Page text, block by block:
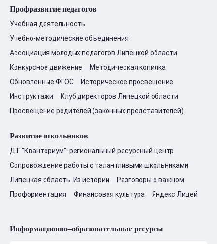
Профразвитие педагогов
Учебная деятельность
Учебно-методические объединения
Ассоциация молодых педагогов Липецкой области
Конкурсное движение
Методическая копилка
Обновленные ФГОС
Историческое просвещение
Инструктажи
Клуб директоров Липецкой области
Просвещение родителей (законных представителей)
Развитие школьников
ДТ "Кванториум": региональный ресурсный центр
Сопровождение работы с талантливыми школьниками
Липецкая область. Из истории
Разговоры о важном
Профориентация
Финансовая культура Яндекс Лицей
Информационно–образовательные ресурсы